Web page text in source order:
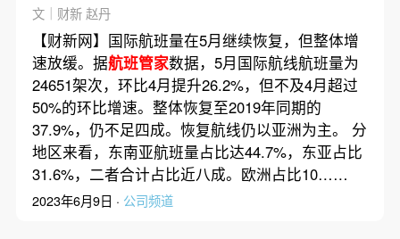
文｜财新 赵丹
【财新网】国际航班量在5月继续恢复，但整体增
速放缓。据航班管家数据，5月国际航线航班量为
24651架次，环比4月提升26.2%，但不及4月超过
50%的环比增速。整体恢复至2019年同期的
37.9%，仍不足四成。恢复航线仍以亚洲为主。 分
地区来看，东南亚航班量占比达44.7%，东亚占比
31.6%，二者合计占比近八成。欧洲占比10……
2023年6月9日 · 公司频道